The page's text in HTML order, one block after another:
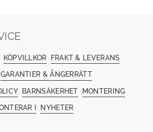
KÖPVILLKOR FRAKT & LEVERANS
GARANTIER & ÅNGERRÄTT
BARNSÄKERHET MONTERING
I NYHETER